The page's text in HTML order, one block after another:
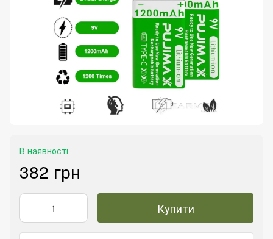
В наявності
382 грн
Купити